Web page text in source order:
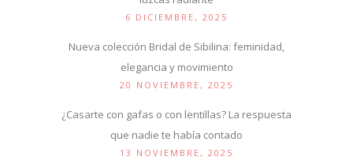
6 DICIEMBRE, 2025
Nueva colección Bridal de Sibilina: feminidad,
elegancia y movimiento
20 NOVIEMBRE, 2025
¿Casarte con gafas o con lentillas? La respuesta
que nadie te había contado
13 NOVIEMBRE, 2025